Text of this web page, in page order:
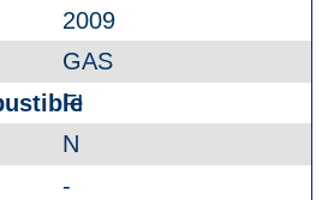
2009
GAS
FI
N
-